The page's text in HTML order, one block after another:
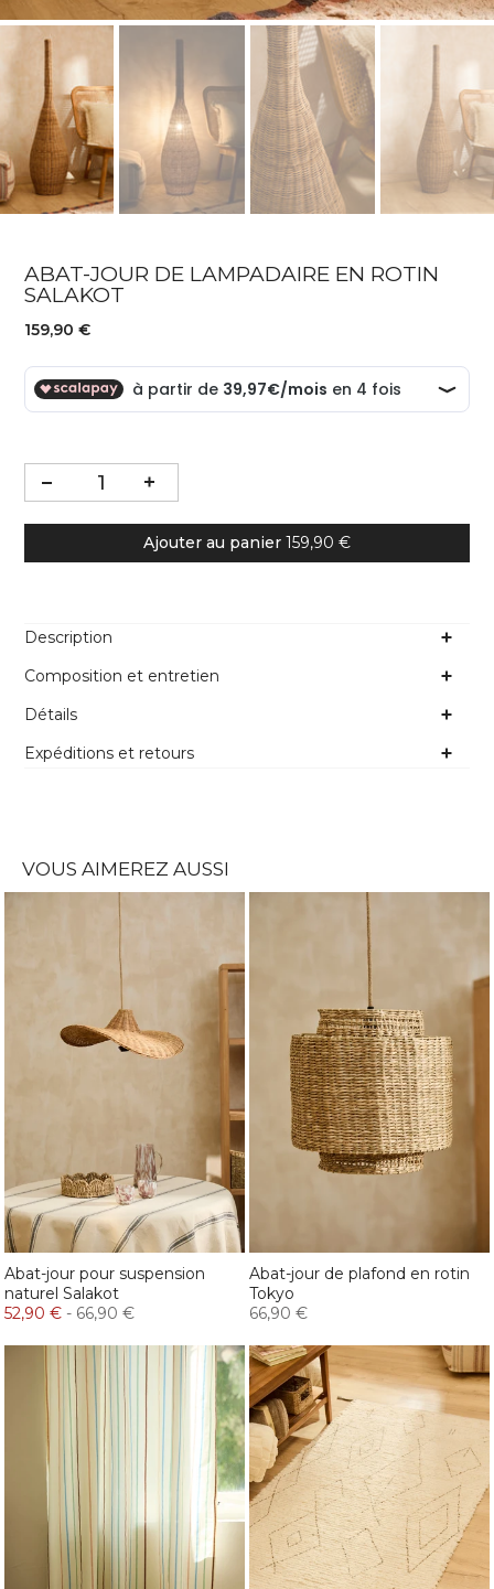
ABAT-JOUR DE LAMPADAIRE EN ROTIN
SALAKOT
159,90 €
Ajouter au panier 159,90 €
Description
Composition et entretien
Détails
Expéditions et retours
VOUS AIMEREZ AUSSI
Abat-jour pour suspension
naturel Salakot
52,90 € - 66,90 €
Abat-jour de plafond en rotin
Tokyo
66,90 €